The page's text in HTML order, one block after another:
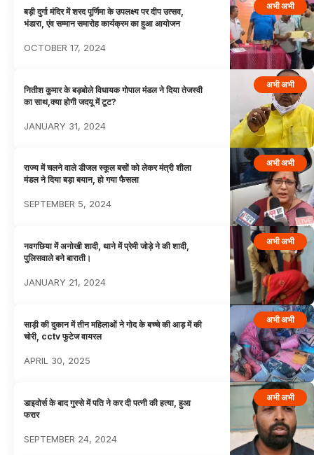
अभी अभी
बड़ी दुर्गा मंदिर में शरद पूर्णिमा के उपलक्ष्य पर दीप उत्सव,
भंडारा, एंव सम्मान समारोह कार्यक्रम का हुआ आयोजन
OCTOBER 17, 2024
अभी अभी
नितीश कुमार के बड़बोले विधायक गोपाल मंडल ने दिया तेजस्वी
का साथ,क्या होगी जदयू में टूट?
JANUARY 31, 2024
अभी अभी
राज्य में चलने वाले डीजल स्कूल बसों को लेकर मंत्री शीला
मंडल ने दिया बड़ा बयान, हो गया फैसला
SEPTEMBER 5, 2024
अभी अभी
नवगछिया में अनोखी शादी, थाने में प्रेमी जोड़े ने की शादी,
पुलिसवाले बने बाराती।
JANUARY 21, 2024
अभी अभी
साड़ी की दुकान में तीन महिलाओं ने गोद के बच्चे की आड़ में की
चोरी, cctv फुटेज वायरल
APRIL 30, 2025
अभी अभी
डाइवोर्स के बाद गुस्से में पति ने कर दी पत्नी की हत्या, हुआ
फरार
SEPTEMBER 24, 2024